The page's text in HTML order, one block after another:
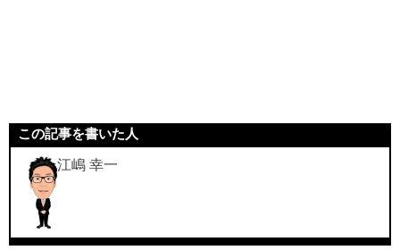
この記事を書いた人
江嶋 幸一